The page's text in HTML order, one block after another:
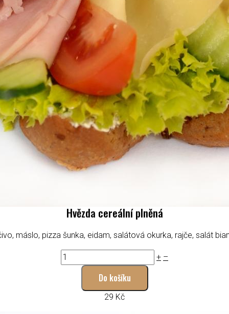
Hvězda cereální plněná
máslo, pizza šunka, eidam, salátová okurka, rajče, salát
+ –
Do košíku
29 Kč